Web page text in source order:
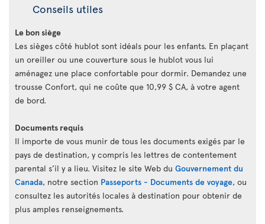
Conseils utiles
Le bon siège
Les sièges côté hublot sont idéals pour les enfants. En plaçant
un oreiller ou une couverture sous le hublot vous lui
aménagez une place confortable pour dormir. Demandez une
trousse Confort, qui ne coûte que 10,99 $ CA, à votre agent
de bord.
Documents requis
Il importe de vous munir de tous les documents exigés par le
pays de destination, y compris les lettres de contentement
parental s’il y a lieu. Visitez le site Web du Gouvernement du
Canada, notre section Passeports - Documents de voyage, ou
consultez les autorités locales à destination pour obtenir de
plus amples renseignements.